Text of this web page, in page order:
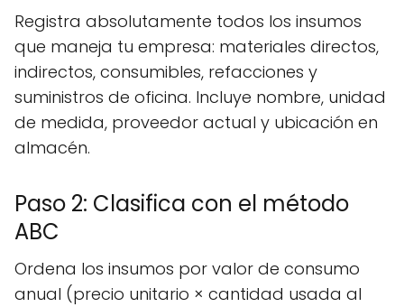
Registra absolutamente todos los insumos
que maneja tu empresa: materiales directos,
indirectos, consumibles, refacciones y
suministros de oficina. Incluye nombre, unidad
de medida, proveedor actual y ubicación en
almacén.
Paso 2: Clasifica con el método
ABC
Ordena los insumos por valor de consumo
anual (precio unitario × cantidad usada al